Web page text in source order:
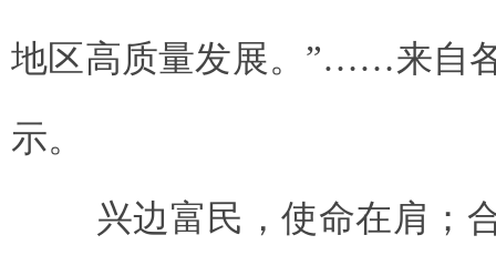
地区高质量发展。”……来自
示。
兴边富民，使命在肩；